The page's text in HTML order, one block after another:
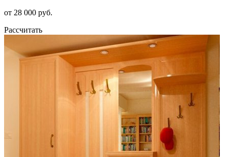
от 28 000 руб.
Рассчитать